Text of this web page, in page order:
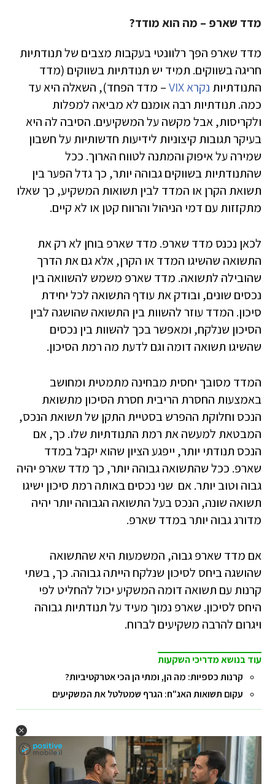
מדד שארפ – מה הוא מודד?
מדד שארפ הפך רלוונטי בעקבות מצבים של תנודתיות
חריגה בשווקים. תמיד יש תנודתיות בשווקים (מדד
התנודתיות נקרא VIX
– מדד הפחד), השאלה היא עד
כמה. תנודתיות רבה אומנם לא מביאה למפלות
ולקריסות, אבל מקשה על המשקיעים. הסיבה לה היא
בעיקר תגובות קיצוניות לידיעות חדשותיות על חשבון
שמירה על איפוק והמתנה לטווח הארוך. ככל
שהתנודתיות בשווקים גבוהה יותר, כך גדל הפער בין
תשואת הקרן או המדד לבין תשואות המשקיע, כך שאלו
מתקזזות עם דמי הניהול והרווח קטן או לא קיים.
לכאן נכנס מדד שארפ. מדד שארפ בוחן לא רק את
התשואה שהשיגו המדד או הקרן, אלא גם את הדרך
שהובילה לתשואה. מדד שארפ משמש להשוואה בין
נכסים שונים, ובודק את עודף התשואה לכל יחידת
סיכון. המדד עוזר להשוות בין התשואה שהושגה לבין
הסיכון שנלקח, ומאפשר בכך להשוות בין נכסים
שהשיגו תשואה דומה וגם לדעת מה רמת הסיכון.
המדד מסובך יחסית מבחינה מתמטית ומחושב
באמצעות החסרת הריבית חסרת הסיכון מתשואת
הנכס וחלוקת ההפרש בסטיית התקן של תשואת הנכס,
המבטאת למעשה את רמת התנודתיות שלו. כך, אם
הנכס תנודתי יותר, ייפגע הציון שהוא יקבל במדד
שארפ. ככל שהתשואה גבוהה יותר, כך מדד שארפ יהיה
גבוה וטוב יותר. אם שני נכסים באותה רמת סיכון ישיגו
תשואה שונה, הנכס בעל התשואה הגבוהה יותר יהיה
מדורג גבוה יותר במדד שארפ.
אם מדד שארפ גבוה, המשמעות היא שהתשואה
שהושגה ביחס לסיכון שנלקח הייתה גבוהה. כך, בשתי
קרנות עם תשואה דומה המשקיע יכול להחליט לפי
היחס לסיכון. שארפ נמוך מעיד על תנודתיות גבוהה
ויגרום להרבה משקיעים לברוח.
עוד בנושא מדריכי השקעות
קרנות כספיות: מה הן, ומתי הן הכי אטרקטיביות?
עקום תשואות האג"ח: הגרף שמטלטל את המשקיעים